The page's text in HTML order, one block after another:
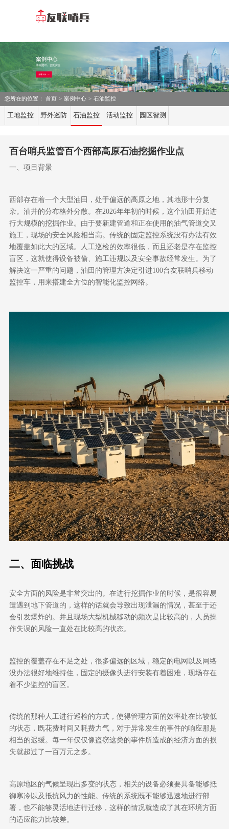
您所在的位置： 首页 > 案例中心 > 石油监控
工地监控 野外巡防 石油监控 活动监控 园区智测
百台哨兵监管百个西部高原石油挖掘作业点
一、 项目背景
西部存在着一个大型油田，处于偏远的高原之地，其地形十分复
杂。油井的分布格外分散。在2026年年初的时候，这个油田开始进
行大规模的挖掘作业。由于要新建管道和正在使用的油气管道交叉
施工，现场的安全风险相当高。传统的固定监控系统没有办法有效
地覆盖如此大的区域。人工巡检的效率很低，而且还老是存在监控
盲区，这就使得设备被偷、施工违规以及安全事故经常发生。为了
解决这一严重的问题，油田的管理方决定引进100台友联哨兵移动
监控车，用来搭建全方位的智能化监控网络。
二、 面临挑战
安全方面的风险是非常突出的。在进行挖掘作业的时候，是很容易
遭遇到地下管道的，这样的话就会导致出现泄漏的情况，甚至于还
会引发爆炸的。并且现场大型机械移动的频次是比较高的，人员操
作失误的风险一直处在比较高的状态。
监控的覆盖存在不足之处，很多偏远的区域，稳定的电网以及网络
没办法很好地维持住，固定的摄像头进行安装有着困难，现场存在
着不少监控的盲区。
传统的那种人工进行巡检的方式，使得管理方面的效率处在比较低
的状态，既花费时间又耗费力气，对于异常发生的事件的响应那是
相当的迟缓。每一年仅仅像盗窃这类的事件所造成的经济方面的损
失就超过了一百万元之多。
高原地区的气候呈现出多变的状态，相关的设备必须要具备能够抵
御寒冷以及抵抗风力的性能。传统的系统既不能够迅速地进行部
署，也不能够灵活地进行迁移，这样的情况就造成了其在环境方面
的适应能力比较差。